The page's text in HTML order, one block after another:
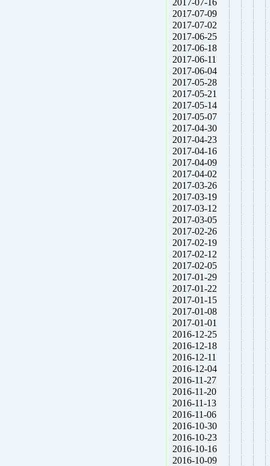
2017-07-16
2017-07-09
2017-07-02
2017-06-25
2017-06-18
2017-06-11
2017-06-04
2017-05-28
2017-05-21
2017-05-14
2017-05-07
2017-04-30
2017-04-23
2017-04-16
2017-04-09
2017-04-02
2017-03-26
2017-03-19
2017-03-12
2017-03-05
2017-02-26
2017-02-19
2017-02-12
2017-02-05
2017-01-29
2017-01-22
2017-01-15
2017-01-08
2017-01-01
2016-12-25
2016-12-18
2016-12-11
2016-12-04
2016-11-27
2016-11-20
2016-11-13
2016-11-06
2016-10-30
2016-10-23
2016-10-16
2016-10-09